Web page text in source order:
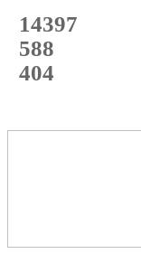
14397
с начала года
588
с начала месяца
404
с начала недели